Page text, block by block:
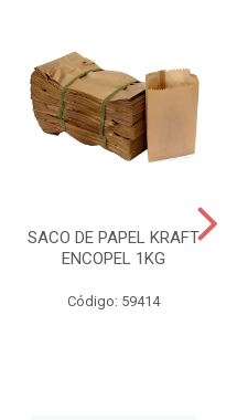
SACO DE PAPEL KRAFT
ENCOPEL 1KG
Código: 59414